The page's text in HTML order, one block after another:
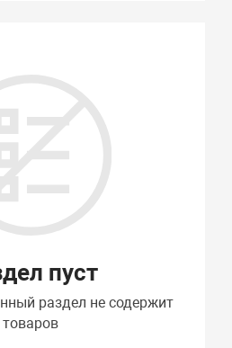
пуст
раздел не содержит
товаров